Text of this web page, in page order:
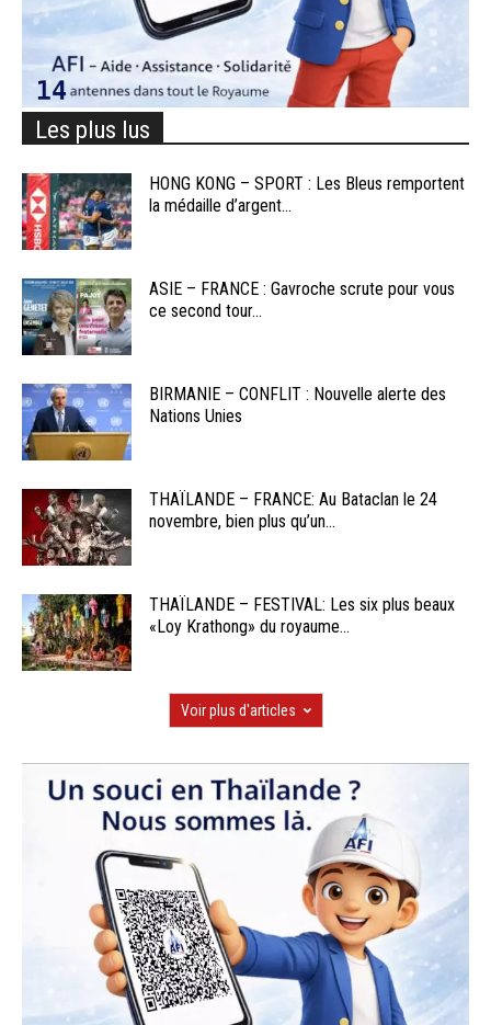
Les plus lus
HONG KONG – SPORT : Les Bleus remportent
la médaille d’argent...
ASIE – FRANCE : Gavroche scrute pour vous
ce second tour...
BIRMANIE – CONFLIT : Nouvelle alerte des
Nations Unies
THAÏLANDE – FRANCE: Au Bataclan le 24
novembre, bien plus qu’un...
THAÏLANDE – FESTIVAL: Les six plus beaux
«Loy Krathong» du royaume...
Voir plus d'articles